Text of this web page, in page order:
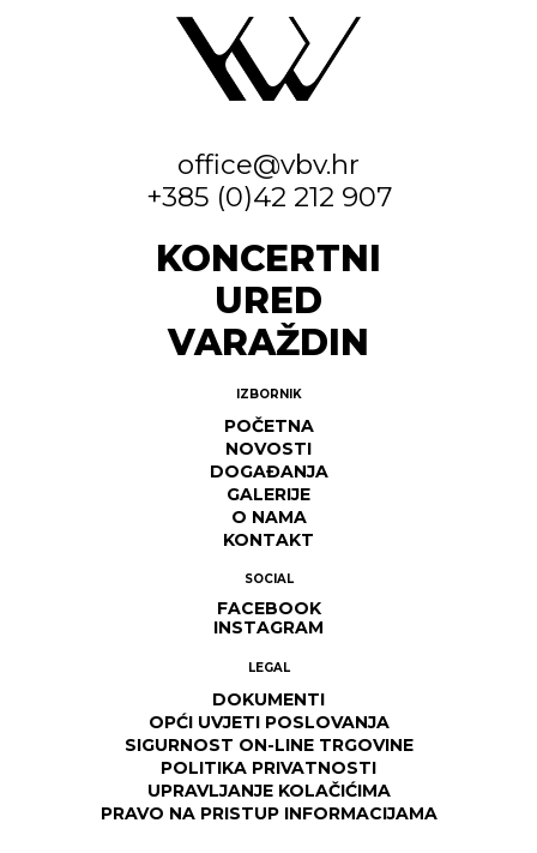
office@vbv.hr
+385 (0)42 212 907
KONCERTNI
URED
VARAŽDIN
IZBORNIK
POČETNA
NOVOSTI
DOGAĐANJA
GALERIJE
O NAMA
KONTAKT
SOCIAL
FACEBOOK
INSTAGRAM
LEGAL
DOKUMENTI
OPĆI UVJETI POSLOVANJA
SIGURNOST ON-LINE TRGOVINE
POLITIKA PRIVATNOSTI
UPRAVLJANJE KOLAČIĆIMA
PRAVO NA PRISTUP INFORMACIJAMA